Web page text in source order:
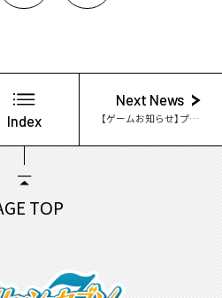
Index
Next News
【ゲームお知らせ】プロデューサーレター #4
TOP